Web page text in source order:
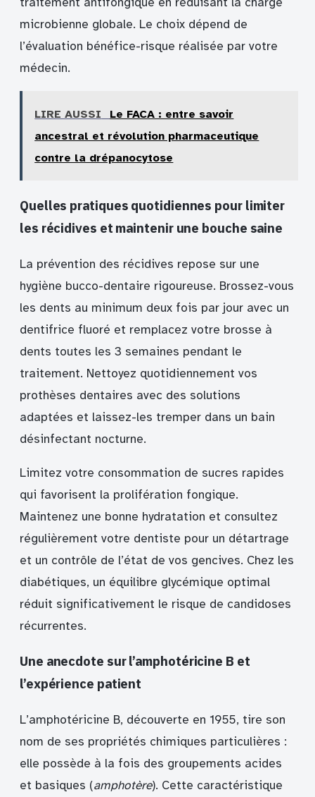
microbienne globale. Le choix dépend de
l’évaluation bénéfice-risque réalisée par votre
médecin.
LIRE AUSSI
Le FACA : entre savoir
ancestral et révolution pharmaceutique
contre la drépanocytose
Quelles pratiques quotidiennes pour limiter
les récidives et maintenir une bouche saine
La prévention des récidives repose sur une
hygiène bucco-dentaire rigoureuse. Brossez-vous
les dents au minimum deux fois par jour avec un
dentifrice fluoré et remplacez votre brosse à
dents toutes les 3 semaines pendant le
traitement. Nettoyez quotidiennement vos
prothèses dentaires avec des solutions
adaptées et laissez-les tremper dans un bain
désinfectant nocturne.
Limitez votre consommation de sucres rapides
qui favorisent la prolifération fongique.
Maintenez une bonne hydratation et consultez
régulièrement votre dentiste pour un détartrage
et un contrôle de l’état de vos gencives. Chez les
diabétiques, un équilibre glycémique optimal
réduit significativement le risque de candidoses
récurrentes.
Une anecdote sur l’amphotéricine B et
l’expérience patient
L’amphotéricine B, découverte en 1955, tire son
nom de ses propriétés chimiques particulières :
elle possède à la fois des groupements acides
et basiques (amphotère). Cette caractéristique